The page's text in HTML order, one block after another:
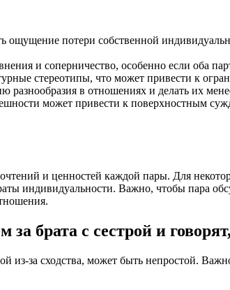
потери собственной
и соперничество, особенно если оба
стереотипы, что может привести к
разнообразия в отношениях и делать их
может привести к поверхностным
и ценностей каждой пары. Для
индивидуальности. Важно, чтобы пара
брата с сестрой и
за сходства, может быть непростой.